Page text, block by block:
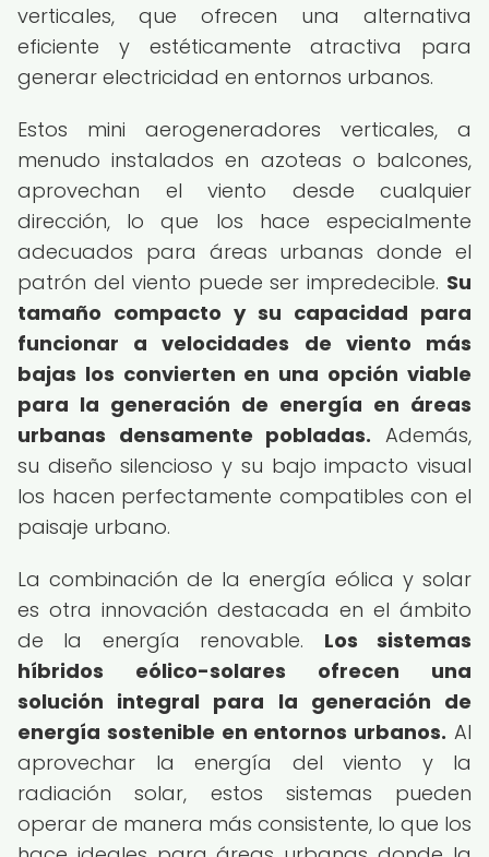
verticales, que ofrecen una alternativa
eficiente y estéticamente atractiva para
generar electricidad en entornos urbanos.
Estos mini aerogeneradores verticales, a
menudo instalados en azoteas o balcones,
aprovechan el viento desde cualquier
dirección, lo que los hace especialmente
adecuados para áreas urbanas donde el
patrón del viento puede ser impredecible. Su
tamaño compacto y su capacidad para
funcionar a velocidades de viento más
bajas los convierten en una opción viable
para la generación de energía en áreas
urbanas densamente pobladas. Además,
su diseño silencioso y su bajo impacto visual
los hacen perfectamente compatibles con el
paisaje urbano.
La combinación de la energía eólica y solar
es otra innovación destacada en el ámbito
de la energía renovable. Los sistemas
híbridos eólico-solares ofrecen una
solución integral para la generación de
energía sostenible en entornos urbanos. Al
aprovechar la energía del viento y la
radiación solar, estos sistemas pueden
operar de manera más consistente, lo que los